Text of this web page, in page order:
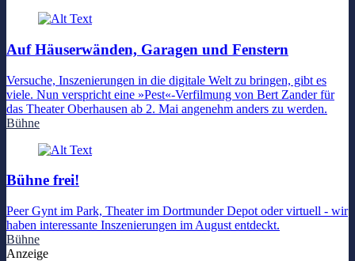
Auf Häuserwänden, Garagen und Fenstern
Versuche, Inszenierungen in die digitale Welt zu bringen, gibt es
viele. Nun verspricht eine »Pest«-Verfilmung von Bert Zander für
das Theater Oberhausen ab 2. Mai angenehm anders zu werden.
Bühne
Bühne frei!
Peer Gynt im Park, Theater im Dortmunder Depot oder virtuell - wir
haben interessante Inszenierungen im August entdeckt.
Bühne
Anzeige